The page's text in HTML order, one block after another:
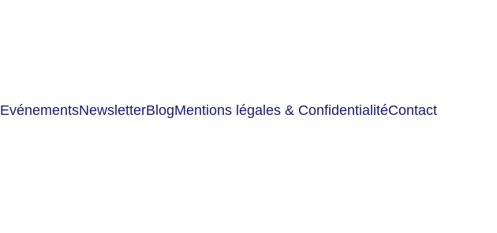
EvénementsNewsletterBlogMentions légales & ConfidentialitéContact